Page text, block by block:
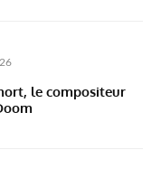
le compositeur